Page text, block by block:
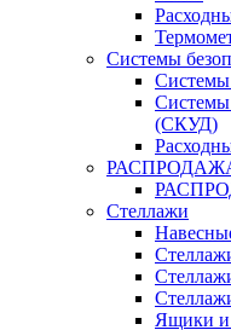
Системы
Системы
(СКУД)
Стеллажи
Ящики и